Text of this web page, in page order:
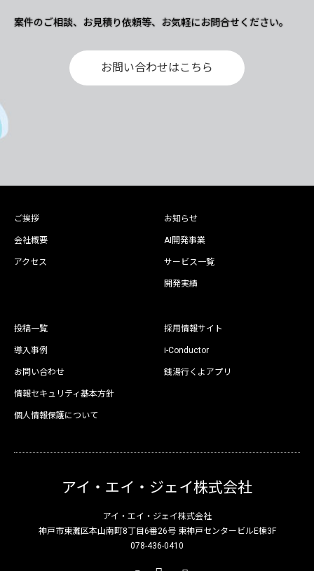
案件のご相談、お見積り依頼等、お気軽にお問合せください。
お問い合わせはこちら
ご挨拶
会社概要
アクセス
お知らせ
AI開発事業
サービス一覧
開発実績
投稿一覧
導入事例
お問い合わせ
情報セキュリティ基本方針
個人情報保護について
採用情報サイト
i-Conductor
銭湯行くよアプリ
アイ・エイ・ジェイ株式会社
アイ・エイ・ジェイ株式会社
神戸市東灘区本山南町8丁目6番26号 東神戸センタービルE棟3F
078-436-0410